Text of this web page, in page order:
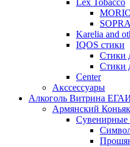
Lex Tobacco
Karelia and
IQOS стики
Стики
Стики
Сenter
Акссессуары
Алкоголь Витрина
Армянский Коньяк
Сувенирные